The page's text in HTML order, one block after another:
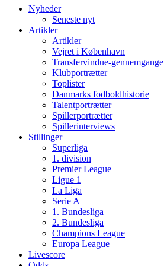
Nyheder
Seneste nyt
Artikler
Artikler
Vejret i København
Transfervindue-gennemgange
Klubportrætter
Toplister
Danmarks fodboldhistorie
Talentportrætter
Spillerportrætter
Spillerinterviews
Stillinger
Superliga
1. division
Premier League
Ligue 1
La Liga
Serie A
1. Bundesliga
2. Bundesliga
Champions League
Europa League
Livescore